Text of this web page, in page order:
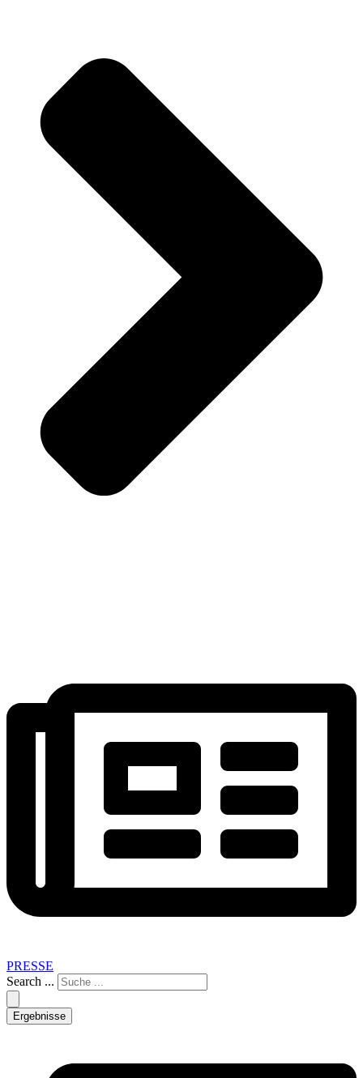
PRESSE
Search ...
Ergebnisse